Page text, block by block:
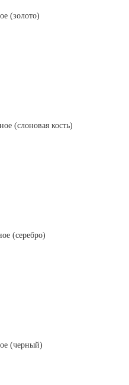
(золото)
(слоновая кость)
(серебро)
(черный)